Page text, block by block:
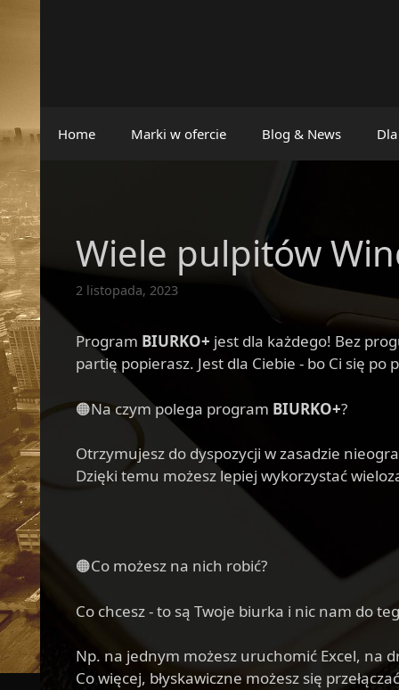
Home Marki w ofercie Blog & News
Wiele pulpitów
2 listopada, 2023
Program BIURKO+ jest dla każdego! Bez
partię popierasz. Jest dla Ciebie - bo Ci się po
🟠Na czym polega program BIURKO+?
Otrzymujesz do dyspozycji w zasadzie
Dzięki temu możesz lepiej wykorzystać
🟠Co możesz na nich robić?
Co chcesz - to są Twoje biurka i nic nam do
Np. na jednym możesz uruchomić Excel, na
Co więcej, błyskawiczne możesz się